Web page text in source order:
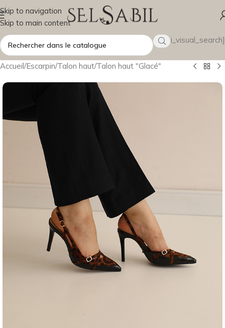
Skip to navigation
Skip to main content
[wsbi_visual_search]
Accueil/Escarpin/Talon haut/Talon haut "Glacé"